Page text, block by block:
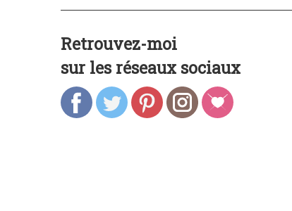
Retrouvez-moi
sur les réseaux sociaux